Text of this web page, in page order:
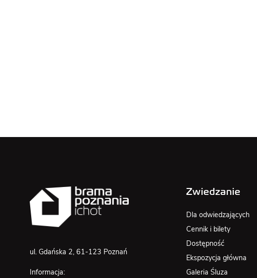
ul. Gdańska 2, 61-123 Poznań
Informacja:
Zwiedzanie
Dla odwiedzających
Cennik i bilety
Dostępność
Ekspozycja główna
Galeria Śluza